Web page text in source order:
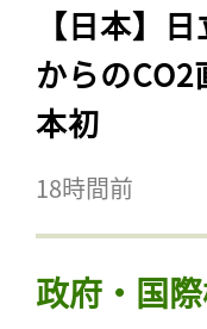
【日本】
からの
本初
18時間前
政府・国